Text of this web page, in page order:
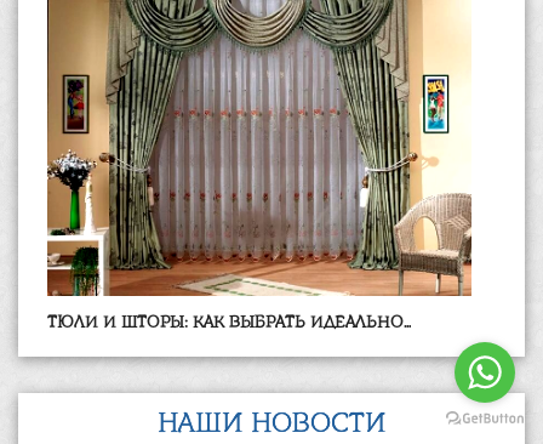
ТЮЛИ И ШТОРЫ: КАК ВЫБРАТЬ ИДЕАЛЬНО...
НАШИ НОВОСТИ